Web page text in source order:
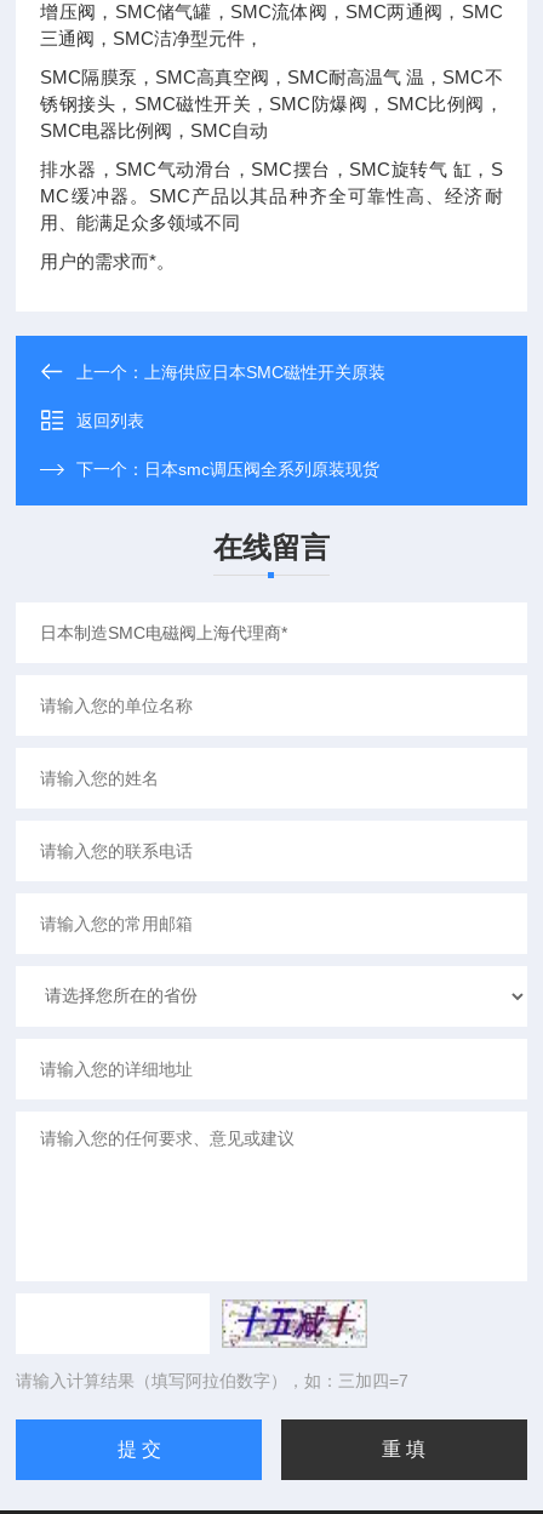
增压阀，SMC储气罐，SMC流体阀，SMC两通阀，SMC
三通阀，SMC洁净型元件，
SMC隔膜泵，SMC高真空阀，SMC耐高温气 温，SMC不
锈钢接头，SMC磁性开关，SMC防爆阀，SMC比例阀，
SMC电器比例阀，SMC自动
排水器，SMC气动滑台，SMC摆台，SMC旋转气 缸，S
MC缓冲器。SMC产品以其品种齐全可靠性高、经济耐
用、能满足众多领域不同
用户的需求而*。
上一个： 上海供应日本SMC磁性开关原装
返回列表
下一个： 日本smc调压阀全系列原装现货
在线留言
请输入计算结果（填写阿拉伯数字），如：三加四=7